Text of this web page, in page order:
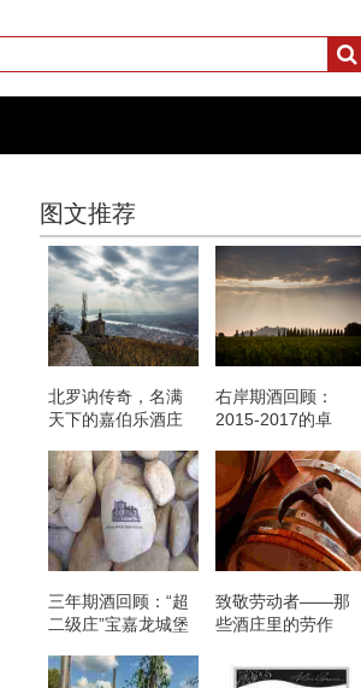
图文推荐
北罗讷传奇，名满
天下的嘉伯乐酒庄
右岸期酒回顾：
2015-2017的卓
三年期酒回顾：“超
二级庄”宝嘉龙城堡
致敬劳动者——那
些酒庄里的劳作